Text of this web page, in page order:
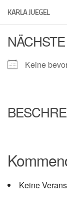
Skip
KARLA JUEGEL
Keine
Keine